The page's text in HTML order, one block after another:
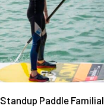
Standup Paddle Familial